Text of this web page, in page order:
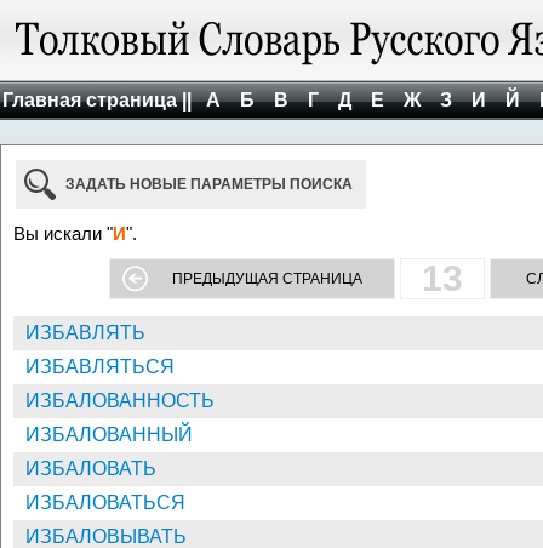
Главная страница || А Б В Г Д Е Ж З И Й
ЗАДАТЬ НОВЫЕ ПАРАМЕТРЫ ПОИСКА
Вы искали "И".
ПРЕДЫДУЩАЯ СТРАНИЦА 13
ИЗБАВЛЯТЬ
ИЗБАВЛЯТЬСЯ
ИЗБАЛОВАННОСТЬ
ИЗБАЛОВАННЫЙ
ИЗБАЛОВАТЬ
ИЗБАЛОВАТЬСЯ
ИЗБАЛОВЫВАТЬ